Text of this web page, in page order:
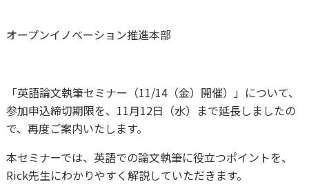
オープンイノベーション推進本部
「英語論文執筆セミナー（11/14（金）開催）」について、
参加申込締切期限を、11月12日（水）まで延長しましたの
で、再度ご案内いたします。
本セミナーでは、英語での論文執筆に役立つポイントを、
Rick先生にわかりやすく解説していただきます。